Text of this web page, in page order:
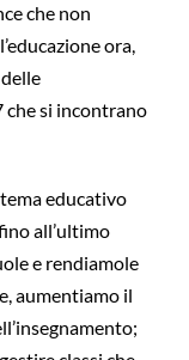
che non
ora,
che si incontrano
educativo
all’ultimo
e rendiamole
aumentiamo il